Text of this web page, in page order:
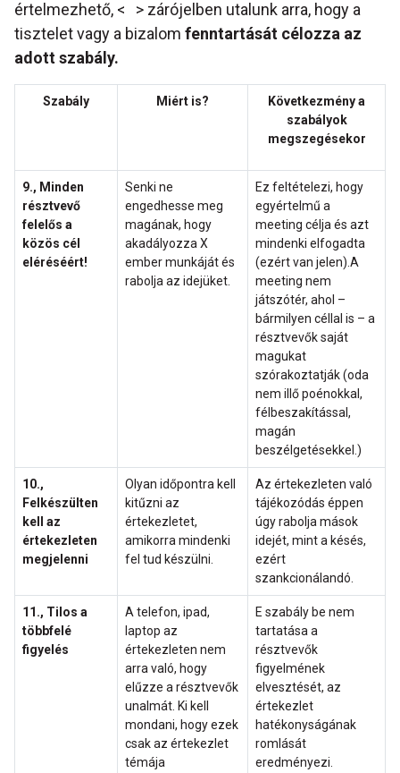
értelmezhető, < > zárójelben utalunk arra, hogy a
tiszteletvagy a bizalom fenntartását célozza az
adott szabály.
Szabály Miért is?
Következmény a
szabályok
megszegésekor
9., Minden
résztvevő
felelős a
közös cél
eléréséért!
Senki ne
engedhesse meg
magának, hogy
akadályozza X
ember munkáját és
rabolja az idejüket.
Ez feltételezi, hogy
egyértelmű a
meeting célja és azt
mindenki elfogadta
(ezért van jelen).A
meeting nem
játszótér, ahol –
bármilyen céllal is – a
résztvevők saját
magukat
szórakoztatják (oda
nem illő poénokkal,
félbeszakítással,
magán
beszélgetésekkel.)
10.,
Felkészülten
kell az
értekezleten
megjelenni
Olyan időpontra kell
kitűzni az
értekezletet,
amikorra mindenki
fel tud készülni.
Az értekezleten való
tájékozódás éppen
úgy rabolja mások
idejét, mint a késés,
ezért
szankcionálandó.
11., Tilos a
többfelé
figyelés
A telefon, ipad,
laptop az
értekezleten nem
arra való, hogy
elűzze a résztvevők
unalmát. Ki kell
mondani, hogy ezek
csak az értekezlet
témája
E szabály be nem
tartatása a
résztvevők
figyelmének
elvesztését, az
értekezlet
hatékonyságának
romlását
eredményezi.